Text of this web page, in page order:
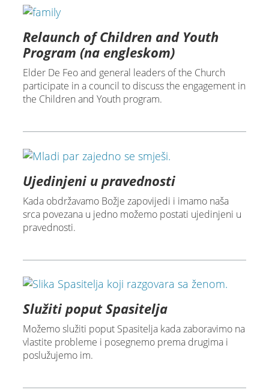
Relaunch of Children and Youth
Program (na engleskom)
Elder De Feo and general leaders of the Church
participate in a council to discuss the engagement in
the Children and Youth program.
Ujedinjeni u pravednosti
Kada obdržavamo Božje zapovijedi i imamo naša
srca povezana u jedno možemo postati ujedinjeni u
pravednosti.
Služiti poput Spasitelja
Možemo služiti poput Spasitelja kada zaboravimo na
vlastite probleme i posegnemo prema drugima i
poslužujemo im.